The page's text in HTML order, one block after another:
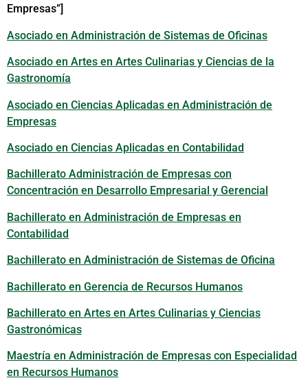
Empresas”]
Asociado en Administración de Sistemas de Oficinas
Asociado en Artes en Artes Culinarias y Ciencias de la
Gastronomía
Asociado en Ciencias Aplicadas en Administración de
Empresas
Asociado en Ciencias Aplicadas en Contabilidad
Bachillerato Administración de Empresas con
Concentración en Desarrollo Empresarial y Gerencial
Bachillerato en Administración de Empresas en
Contabilidad
Bachillerato en Administración de Sistemas de Oficina
Bachillerato en Gerencia de Recursos Humanos
Bachillerato en Artes en Artes Culinarias y Ciencias
Gastronómicas
Maestría en Administración de Empresas con Especialidad
en Recursos Humanos